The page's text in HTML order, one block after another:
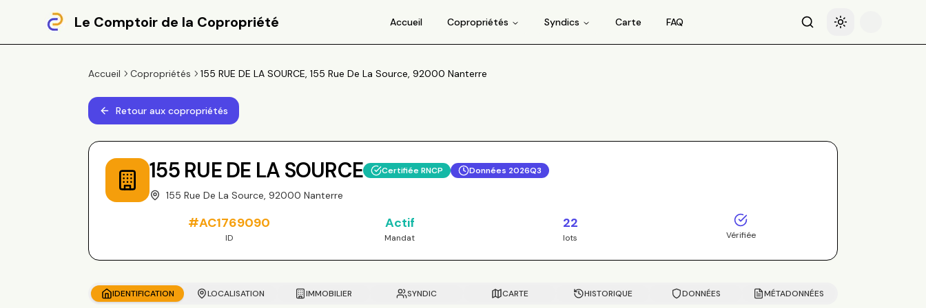
Le Comptoir de la Copropriété Accueil Copropriétés Syndics Carte FAQ RechercheBasculer le thème
Accueil Copropriétés 155 RUE DE LA SOURCE, 155 Rue De La Source, 92000 Nanterre
Retour aux copropriétés
155 RUE DE LA SOURCE Certifiée RNCP Données 2026Q3
155 Rue De La Source, 92000 Nanterre
#AC1769090
ID
Actif
Mandat
22
lots Vérifiée
IDENTIFICATION LOCALISATION IMMOBILIER SYNDIC CARTE HISTORIQUE DONNÉES MÉTADONNÉES